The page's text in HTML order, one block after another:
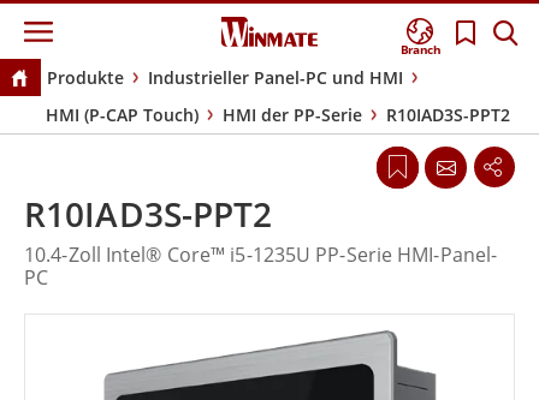
Branch
Produkte
Industrieller Panel-PC und HMI
HMI (P-CAP Touch)
HMI der PP-Serie R10IAD3S-PPT2
R10IAD3S-PPT2
10.4-Zoll Intel® Core™ i5-1235U PP-Serie HMI-Panel-
PC